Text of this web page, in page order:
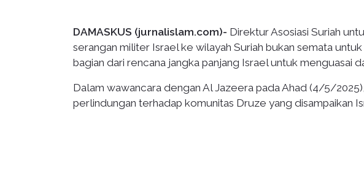
DAMASKUS (jurnalislam.com)- Direktur Asosiasi Suriah
serangan militer Israel ke wilayah Suriah bukan semata
bagian dari rencana jangka panjang Israel untuk menguasai
Dalam wawancara dengan Al Jazeera pada Ahad (4/5/
perlindungan terhadap komunitas Druze yang disampaikan